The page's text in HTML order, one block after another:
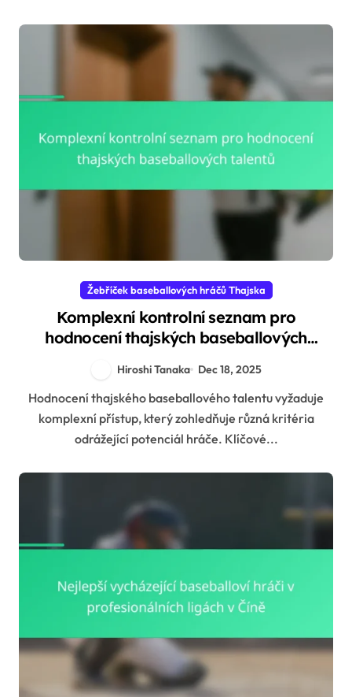
Žebříček baseballových hráčů Thajska
Komplexní kontrolní seznam pro
hodnocení thajských baseballových
Hiroshi Tanaka Dec 18, 2025
Hodnocení thajského baseballového talentu vyžaduje
komplexní přístup, který zohledňuje různá kritéria
odrážející potenciál hráče. Klíčové...